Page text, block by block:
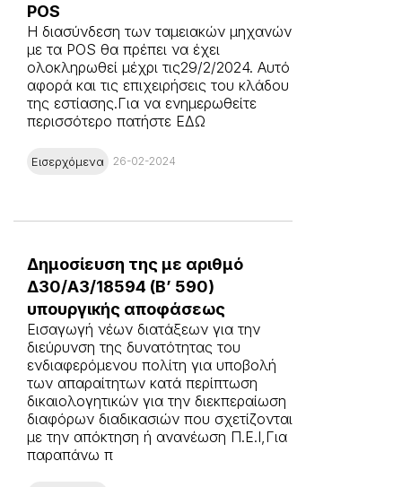
POS
Η διασύνδεση των ταμειακών μηχανών
με τα POS θα πρέπει να έχει
ολοκληρωθεί μέχρι τις29/2/2024. Αυτό
αφορά και τις επιχειρήσεις του κλάδου
της εστίασης.Για να ενημερωθείτε
περισσότερο πατήστε ΕΔΩ
Εισερχόμενα 26-02-2024
Δημοσίευση της με αριθμό
Δ30/A3/18594 (Β’ 590)
υπουργικής αποφάσεως
Εισαγωγή νέων διατάξεων για την
διεύρυνση της δυνατότητας του
ενδιαφερόμενου πολίτη για υποβολή
των απαραίτητων κατά περίπτωση
δικαιολογητικών για την διεκπεραίωση
διαφόρων διαδικασιών που σχετίζονται
με την απόκτηση ή ανανέωση Π.Ε.Ι,Για
παραπάνω π